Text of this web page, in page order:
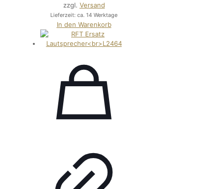
zzgl. Versand
Lieferzeit: ca. 14 Werktage
In den Warenkorb